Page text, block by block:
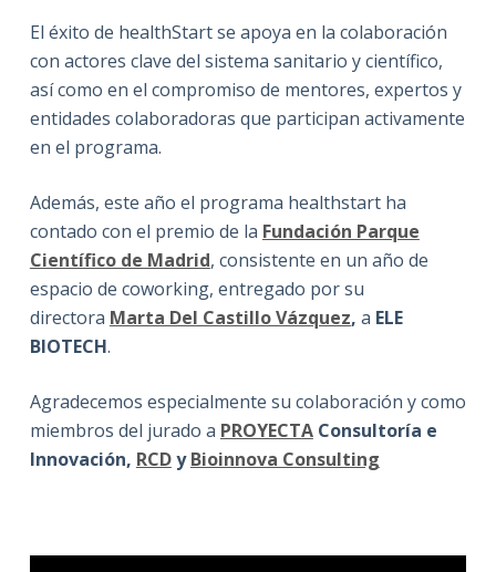
El éxito de healthStart se apoya en la colaboración
con actores clave del sistema sanitario y científico,
así como en el compromiso de mentores, expertos y
entidades colaboradoras que participan activamente
en el programa.
Además, este año el programa healthstart ha
contado con el premio de la Fundación Parque
Científico de Madrid, consistente en un año de
espacio de coworking, entregado por su
directora Marta Del Castillo Vázquez, a ELE
BIOTECH.
Agradecemos especialmente su colaboración y como
miembros del jurado a PROYECTAConsultoría e
Innovación, RCDy Bioinnova Consulting